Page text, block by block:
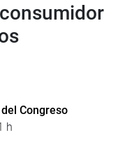
Congreso
h